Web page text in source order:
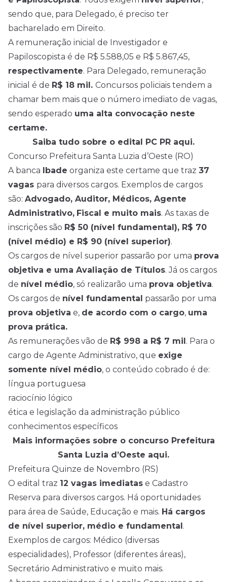
sendo que, para Delegado, é preciso ter
bacharelado em Direito.
A remuneração inicial de Investigador e
Papiloscopista é de R$ 5.588,05 e R$ 5.867,45,
respectivamente. Para Delegado, remuneração
inicial é de R$ 18 mil. Concursos policiais tendem a
chamar bem mais que o número imediato de vagas,
sendo esperado uma alta convocação neste
certame.
Saiba tudo sobre o edital PC PR aqui.
Concurso Prefeitura Santa Luzia d’Oeste (RO)
A banca Ibade organiza este certame que traz 37
vagas para diversos cargos. Exemplos de cargos
são: Advogado, Auditor, Médicos, Agente
Administrativo, Fiscal e muito mais. As taxas de
inscrições são R$ 50 (nível fundamental), R$ 70
(nível médio) e R$ 90 (nível superior).
Os cargos de nível superior passarão por uma prova
objetiva e uma Avaliação de Títulos. Já os cargos
de nível médio, só realizarão uma prova objetiva.
Os cargos de nível fundamental passarão por uma
prova objetiva e, de acordo com o cargo, uma
prova prática.
As remunerações vão de R$ 998 a R$ 7 mil. Para o
cargo de Agente Administrativo, que exige
somente nível médio, o conteúdo cobrado é de:
língua portuguesa
raciocínio lógico
ética e legislação da administração público
conhecimentos específicos
Mais informações sobre o concurso Prefeitura
Santa Luzia d’Oeste aqui.
Prefeitura Quinze de Novembro (RS)
O edital traz 12 vagas imediatas e Cadastro
Reserva para diversos cargos. Há oportunidades
para área de Saúde, Educação e mais. Há cargos
de nível superior, médio e fundamental.
Exemplos de cargos: Médico (diversas
especialidades), Professor (diferentes áreas),
Secretário Administrativo e muito mais.